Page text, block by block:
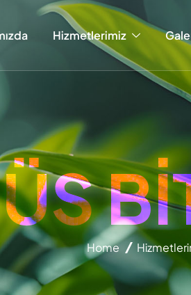
Hizmetlerimiz
ÜSBİ
Home